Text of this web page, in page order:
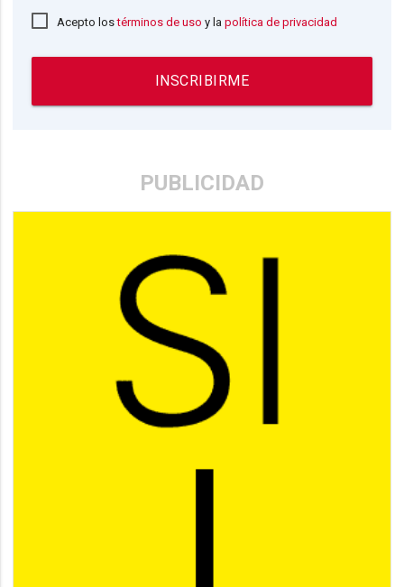
Acepto lostérminos de uso y lapolítica de privacidad
INSCRIBIRME
PUBLICIDAD